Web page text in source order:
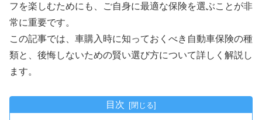
フを楽しむためにも、ご自身に最適な保険を選ぶことが非
常に重要です。
この記事では、車購入時に知っておくべき自動車保険の種
類と、後悔しないための賢い選び方について詳しく解説し
ます。
目次